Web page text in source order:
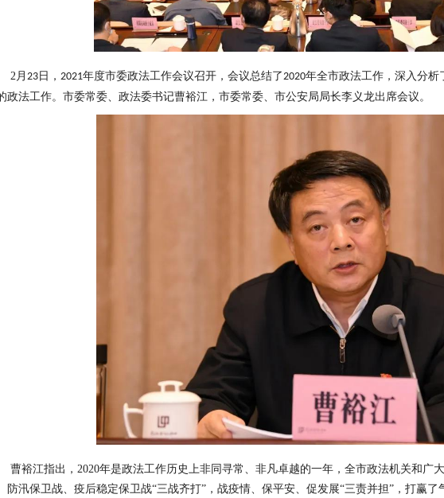
2月 23 日， 2021年度市委政法工作会议召开，会议总结了2020年全市政法工作，深入分
政法工作。市委常委、政法委书记曹裕江，市委常委、市公安局局长李义龙出席会议。
曹裕江指出 ， 2020年是政法工作历史上非同寻常、非凡卓越的一年，全市政法机关和广
防汛保卫战、疫后稳定保卫战“三战齐打”，战疫情、保平安、促发展“三责并担”，打赢